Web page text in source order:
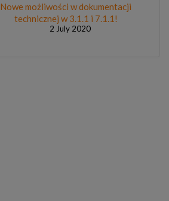
Nowe możliwości w dokumentacji
technicznej w 3.1.1 i 7.1.1!
2 July 2020